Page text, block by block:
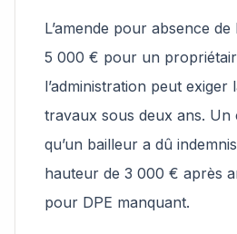
L’amende pour absence
5 000 € pour un
l’administration peut exiger
travaux sous deux ans. Un
qu’un bailleur a dû
hauteur de 3 000 € après
pour DPE manquant.